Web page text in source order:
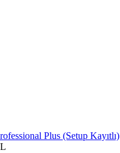
Plus (Setup Kayıtlı)